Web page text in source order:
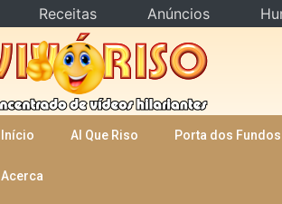
Início AI Que Riso Porta dos Fundos
Acerca
Receitas Anúncios